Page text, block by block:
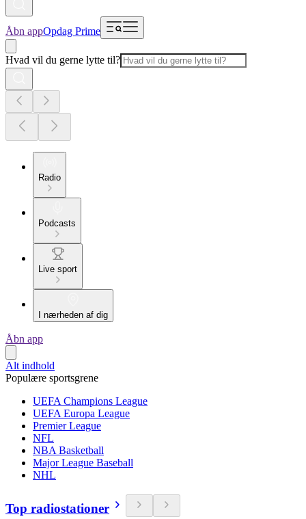
Åbn appOpdag Prime
Hvad vil du gerne lytte til?
Radio
Podcasts
Live sport
I nærheden af dig
Åbn app
Alt indhold
Populære sportsgrene
UEFA Champions League
UEFA Europa League
Premier League
NFL
NBA Basketball
Major League Baseball
NHL
Top radiostationer